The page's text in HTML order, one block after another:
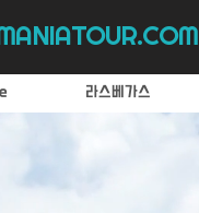
라스베가스